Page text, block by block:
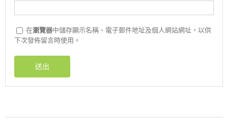
在瀏覽器中儲存顯示名稱、電子郵件地址及個人網站網址，以供
下次發佈留言時使用。